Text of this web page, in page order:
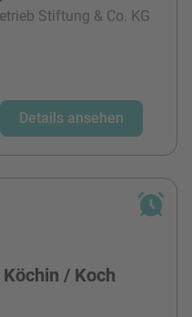
Stiftung & Co. KG
Details ansehen
/ Koch